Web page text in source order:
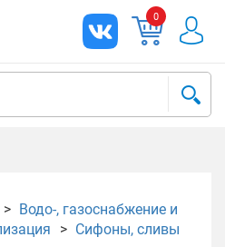
0
Водо-, газоснабжение и
Сифоны, сливы